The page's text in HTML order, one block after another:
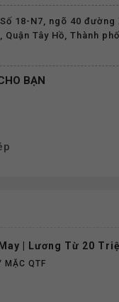
18-N7, ngõ 40 đường
Quận Tây Hồ, Thành
BẠN
| Lương Từ 20
MẶC QTF